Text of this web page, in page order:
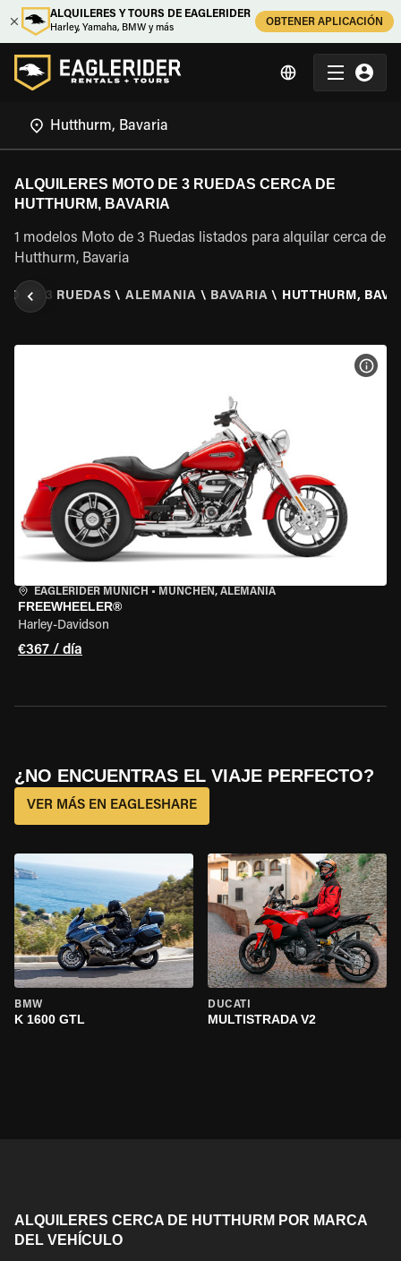
ALQUILERES Y TOURS DE EAGLERIDER
Harley, Yamaha, BMW y más
OBTENER APLICACIÓN
ALQUILERES MOTO DE 3 RUEDAS CERCA DE
HUTTHURM, BAVARIA
1 modelos Moto de 3 Ruedas listados para alquilar cerca de
Hutthurm, Bavaria
DE 3 RUEDAS \ ALEMANIA \ BAVARIA \ HUTTHURM,
EAGLERIDER MUNICH • MÜNCHEN, ALEMANIA
FREEWHEELER®
Harley-Davidson
€367 / día
VER
¿NO ENCUENTRAS EL VIAJE PERFECTO?
VER MÁS EN EAGLESHARE
BMW
K 1600 GTL
DUCATI
MULTISTRADA V2
ALQUILERES CERCA DE HUTTHURM POR MARCA
DEL VEHÍCULO